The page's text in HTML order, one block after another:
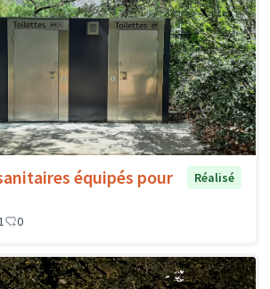
équipés pour
Réalisé
0